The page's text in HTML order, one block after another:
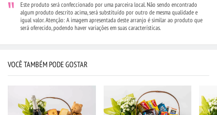
Este produto será confeccionado por uma parceira local. Não sendo encontrado
algum produto descrito acima, será substituído por outro de mesma qualidade e
igual valor. Atenção: A imagem apresentada deste arranjo é similar ao produto que
será oferecido, podendo haver variações em suas características.
VOCÊ TAMBÉM PODE GOSTAR